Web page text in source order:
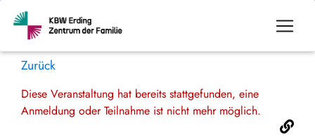
Zurück
Diese Veranstaltung hat bereits stattgefunden, eine
Anmeldung oder Teilnahme ist nicht mehr möglich.